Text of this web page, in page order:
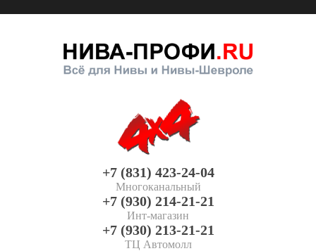
+7 (831) 423-24-04
Многоканальный
+7 (930) 214-21-21
Инт-магазин
+7 (930) 213-21-21
ТЦ Автомолл